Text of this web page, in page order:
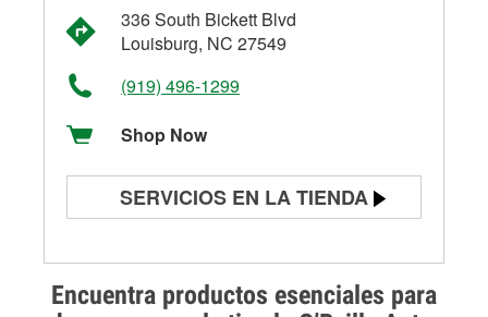
Encuentra productos esenciales para
336 South Bickett Blvd
Louisburg, NC 27549
(919) 496-1299
Shop Now
SERVICIOS EN LA TIENDA
Prueba de alternadores y
arrancadores